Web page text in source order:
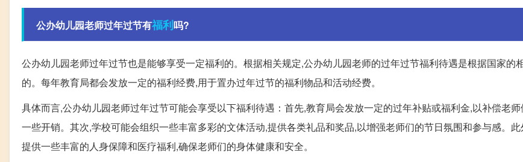
公办幼儿园老师过年过节有福利吗?
公办幼儿园老师过年过节也是能够享受一定福利的。根据相关规定,公办幼儿园老师的过年过节福利待遇是根据国家的
的。每年教育局都会发放一定的福利经费,用于置办过年过节的福利物品和活动经费。
具体而言,公办幼儿园老师过年过节可能会享受以下福利待遇：首先,教育局会发放一定的过年补贴或福利金,以补偿老
一些开销。其次,学校可能会组织一些丰富多彩的文体活动,提供各类礼品和奖品,以增强老师们的节日氛围和参与感。
提供一些丰富的人身保障和医疗福利,确保老师们的身体健康和安全。